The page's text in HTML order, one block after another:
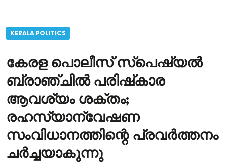
KERALA POLITICS
കേരള പൊലീസ് സ്പെഷ്യൽ
ബ്രാഞ്ചിൽ പരിഷ്‌കാര
ആവശ്യം ശക്തം;
രഹസ്യാന്വേഷണ
സംവിധാനത്തിന്റെ പ്രവർത്തനം
ചർച്ചയാകുന്നു